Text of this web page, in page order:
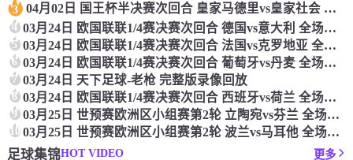
3 04月02日 国王杯半决赛次回合 皇家马德里vs皇家社会 全场录像
4 03月24日 欧国联联1/4赛决赛次回合 德国vs意大利 全场录像回放
5 03月24日 欧国联联1/4赛决赛次回合 法国vs克罗地亚 全场录像回放
6 03月24日 欧国联联1/4赛决赛次回合 葡萄牙vs丹麦 全场录像回放
7 03月24日 天下足球-老枪 完整版录像回放
8 03月24日 欧国联联1/4赛决赛次回合 西班牙vs荷兰 全场录像回放
9 03月25日 世预赛欧洲区小组赛第2轮 立陶宛vs芬兰 全场录像回放
10 03月25日 世预赛欧洲区小组赛第2轮 波兰vs马耳他 全场录像回放
足球集锦HOT VIDEO 更多